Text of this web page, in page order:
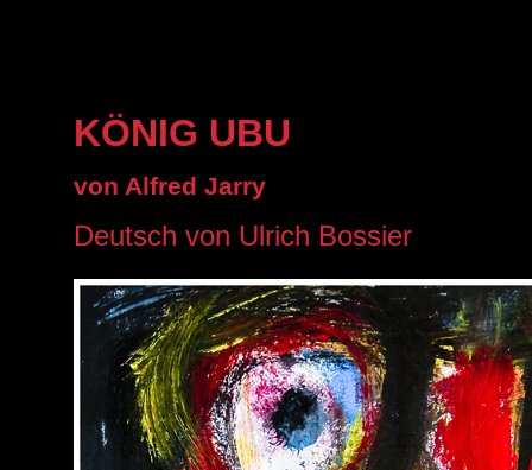
KÖNIG UBU
von Alfred Jarry
Deutsch von Ulrich Bossier